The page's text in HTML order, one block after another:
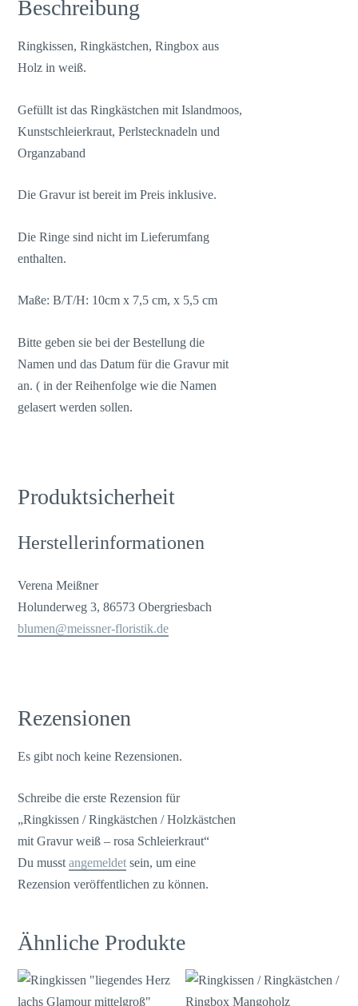
Schleierkraut
Menge
Beschreibung
Ringkissen, Ringkästchen, Ringbox aus
Holz in weiß.
Gefüllt ist das Ringkästchen mit Islandmoos,
Kunstschleierkraut, Perlstecknadeln und
Organzaband
Die Gravur ist bereit im Preis inklusive.
Die Ringe sind nicht im Lieferumfang
enthalten.
Maße: B/T/H: 10cm x 7,5 cm, x 5,5 cm
Bitte geben sie bei der Bestellung die
Namen und das Datum für die Gravur mit
an. ( in der Reihenfolge wie die Namen
gelasert werden sollen.
Produktsicherheit
Herstellerinformationen
Verena Meißner
Holunderweg 3, 86573 Obergriesbach
blumen@meissner-floristik.de
Rezensionen
Es gibt noch keine Rezensionen.
Schreibe die erste Rezension für
„Ringkissen / Ringkästchen / Holzkästchen
mit Gravur weiß – rosa Schleierkraut“
Du musstangemeldet sein, um eine
Rezension veröffentlichen zu können.
Ähnliche Produkte